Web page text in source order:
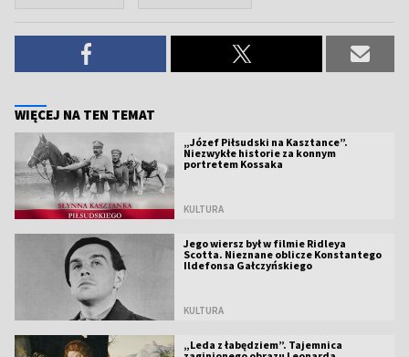
WIĘCEJ NA TEN TEMAT
„Józef Piłsudski na Kasztance”.
Niezwykłe historie za konnym
portretem Kossaka
KULTURA
Jego wiersz był w filmie Ridleya
Scotta. Nieznane oblicze Konstantego
Ildefonsa Gałczyńskiego
KULTURA
„Leda z łabędziem”. Tajemnica